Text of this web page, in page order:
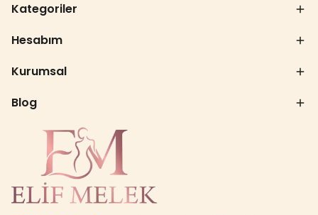
Kategoriler
Hesabım
Kurumsal
Blog